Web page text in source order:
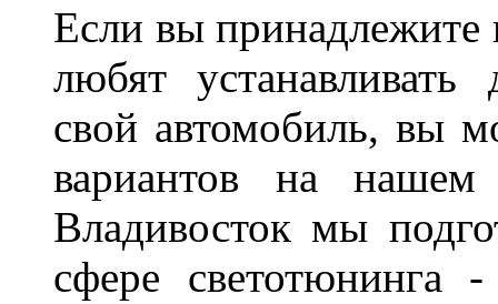
Если вы принадлежите
любят устанавливать
свой автомобиль, вы
вариантов на
Владивосток мы
сфере светотюнинга